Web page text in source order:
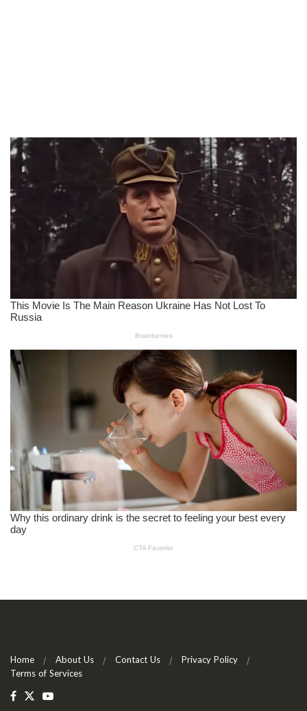
Home About Us Contact Us
Privacy Policy
Terms of Services